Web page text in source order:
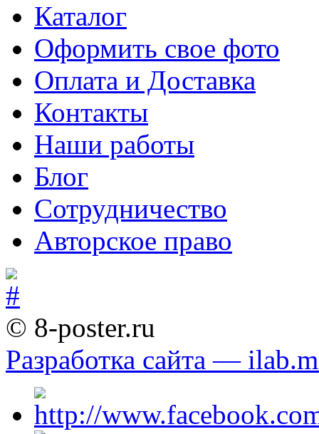
Каталог
Оформить свое фото
Оплата и Доставка
Контакты
Наши работы
Блог
Сотрудничество
Авторское право
© 8-poster.ru
Разработка сайта —